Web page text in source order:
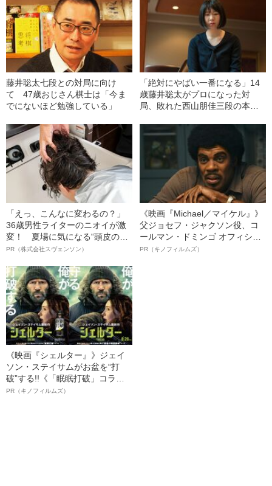
藤井聡太七段との対局に向け
て 47歳おじさん棋士は「今ま
でにないほど勉強している」
「絶対にやばい一番になる」14
歳藤井聡太がプロになった対
局、敗れた西山朋佳三段の本音
「えっ、こんなに変わるの？」
36歳男性ライターのニオイが激
変！ 夏場に気になる“頭皮のニ
オイ”や“ベタつき”を解消す
ト”が生み出した徹底ケアとは
PR（株式会社スヴェンソン）
《映画『Michael／マイケル』》
父ジョセフ・ジャクソン役、コ
ールマン・ドミンゴ オフィシャ
ルインタビュー“観客を魅了した
PR（キノフィルムズ）
《映画『シェルター』》ジェイ
ソン・ステイサムがお盆を“打
破”する!!《「眠眠打破」コラ
ボ》
PR（キノフィルムズ）